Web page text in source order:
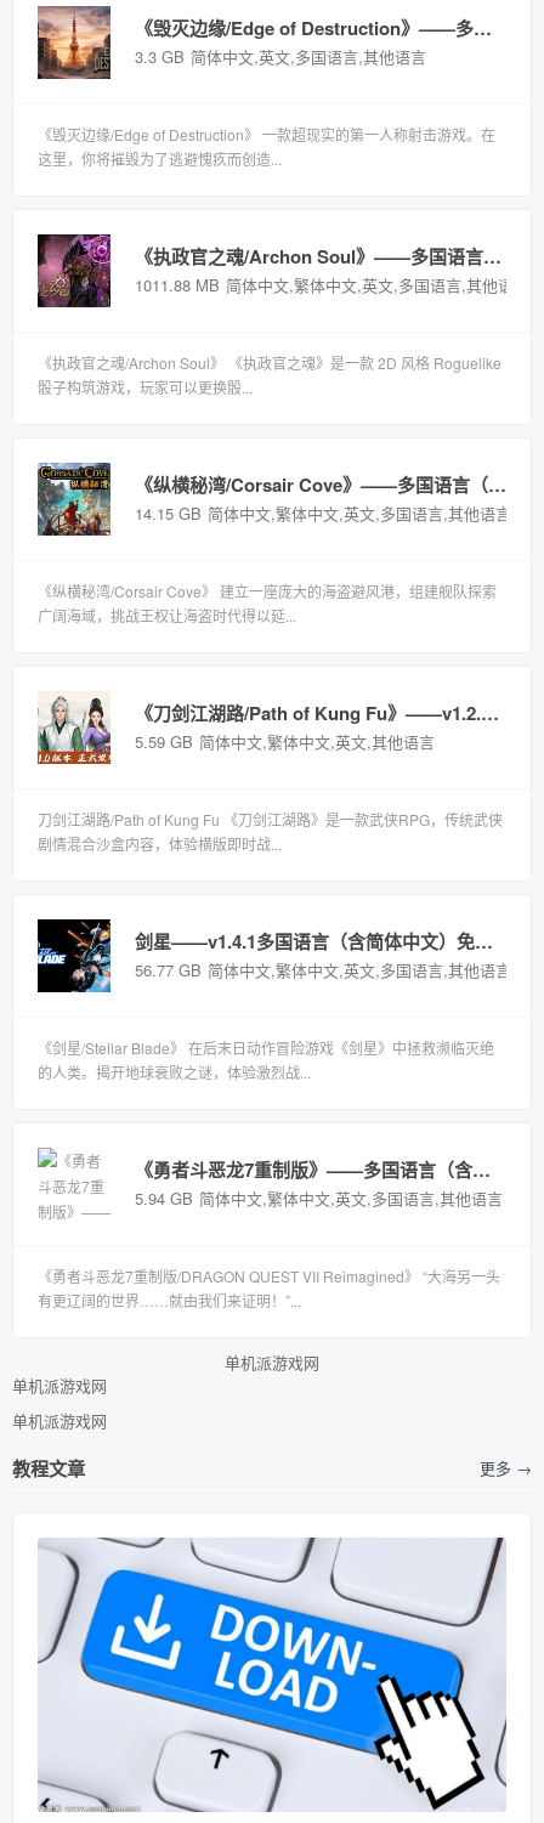
《毁灭边缘/Edge of Destruction》——多国语言（含简体中文）免安装解压即玩版
3.3 GB 简体中文,英文,多国语言,其他语言
《毁灭边缘/Edge of Destruction》 一款超现实的第一人称射击游戏。在
这里，你将摧毁为了逃避愧疚而创造...
《执政官之魂/Archon Soul》——多国语言（含简体中文）免安装解压即玩版
1011.88 MB 简体中文,繁体中文,英文,多国语言,其他语言
《执政官之魂/Archon Soul》 《执政官之魂》是一款 2D 风格 Roguelike
骰子构筑游戏，玩家可以更换骰...
《纵横秘湾/Corsair Cove》——多国语言（含简体中文）免安装解压即玩版
14.15 GB 简体中文,繁体中文,英文,多国语言,其他语言
《纵横秘湾/Corsair Cove》 建立一座庞大的海盗避风港，组建舰队探索
广阔海域，挑战王权让海盗时代得以延...
《刀剑江湖路/Path of Kung Fu》——v1.2.0.0多国语言（含简体中文）免安装解压即玩版
5.59 GB 简体中文,繁体中文,英文,其他语言
刀剑江湖路/Path of Kung Fu 《刀剑江湖路》是一款武侠RPG，传统武侠
剧情混合沙盒内容，体验横版即时战...
剑星——v1.4.1多国语言（含简体中文）免安装解压即玩版
56.77 GB 简体中文,繁体中文,英文,多国语言,其他语言
《剑星/Stellar Blade》 在后末日动作冒险游戏《剑星》中拯救濒临灭绝
的人类。揭开地球衰败之谜，体验激烈战...
《勇者斗恶龙7重制版》——多国语言（含简体中文）免安装解压即玩版
5.94 GB 简体中文,繁体中文,英文,多国语言,其他语言
《勇者斗恶龙7重制版/DRAGON QUEST VII Reimagined》 “大海另一头
有更辽阔的世界……就由我们来证明！”...
单机派游戏网
单机派游戏网
单机派游戏网
教程文章 更多 →